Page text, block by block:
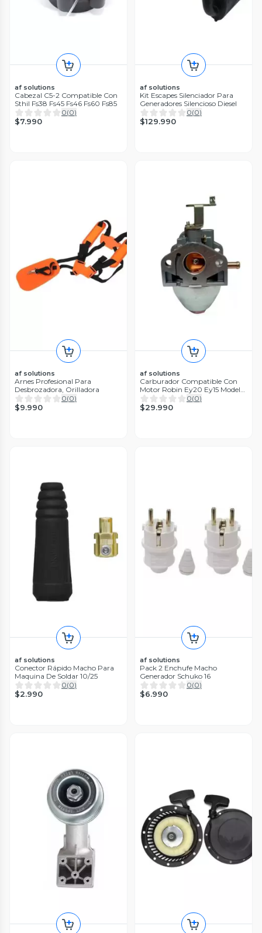
af solutions
Cabezal C5-2 Compatible Con
Sthil Fs38 Fs45 Fs46 Fs60 Fs85
0(0)
$7.990
af solutions
Kit Escapes Silenciador Para
Generadores Silencioso Diesel
0(0)
$129.990
af solutions
Arnes Profesional Para
Desbrozadora, Orilladora
0(0)
$9.990
af solutions
Carburador Compatible Con
Motor Robin Ey20 Ey15 Modelo
Nuevo
0(0)
$29.990
af solutions
Conector Rápido Macho Para
Maquina De Soldar 10/25
0(0)
$2.990
af solutions
Pack 2 Enchufe Macho
Generador Schuko 16
0(0)
$6.990